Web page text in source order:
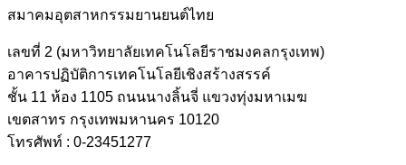
สมาคมอุตสาหกรรมยานยนต์ไทย
เลขที่ 2 (มหาวิทยาลัยเทคโนโลยีราชมงคลกรุงเทพ)
อาคารปฏิบัติการเทคโนโลยีเชิงสร้างสรรค์
ชั้น 11 ห้อง 1105 ถนนนางลิ้นจี่ แขวงทุ่งมหาเมฆ
เขตสาทร กรุงเทพมหานคร 10120
โทรศัพท์ : 0-23451277